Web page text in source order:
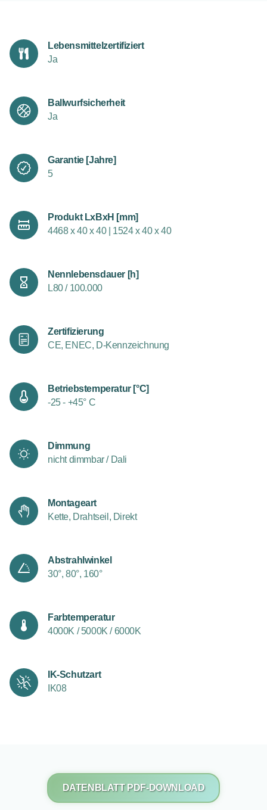
Lebensmittelzertifiziert
Ja
Ballwurfsicherheit
Ja
Garantie [Jahre]
5
Produkt LxBxH [mm]
4468 x 40 x 40 | 1524 x 40 x 40
Nennlebensdauer [h]
L80 / 100.000
Zertifizierung
CE, ENEC, D-Kennzeichnung
Betriebstemperatur [°C]
-25 - +45° C
Dimmung
nicht dimmbar / Dali
Montageart
Kette, Drahtseil, Direkt
Abstrahlwinkel
30°, 80°, 160°
Farbtemperatur
4000K / 5000K / 6000K
IK-Schutzart
IK08
DATENBLATT PDF-DOWNLOAD